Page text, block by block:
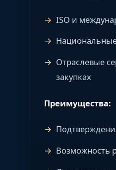
ISO и
Отраслевые
закупках
Преимущества:
Возможность